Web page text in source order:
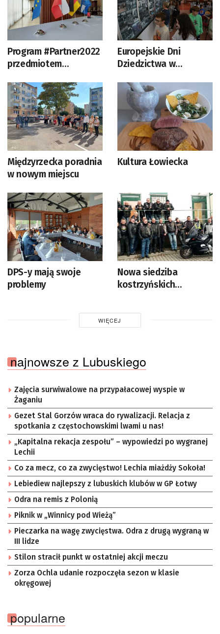
Program #Partner2022
przedmiotem
Kosarzynie
Europejskie Dni
Dziedzictwa w
Międzyrzecka poradnia
w nowym miejscu
Kultura Łowiecka
DPS-y mają swoje
problemy
Nowa siedziba
kostrzyńskich
WIĘCEJ
najnowsze z Lubuskiego
Zajęcia surwiwalowe na przypałacowej wyspie w
Żaganiu
Gezet Stal Gorzów wraca do rywalizacji. Relacja z
spotkania z częstochowskimi lwami u nas!
„Kapitalna rekacja zespołu” – wypowiedzi po wygranej
Lechii
Co za mecz, co za zwycięstwo! Lechia miażdży Sokoła!
Lebiediew najlepszy z lubuskich klubów w GP Łotwy
Odra na remis z Polonią
Piknik w „Winnicy pod Wieżą”
Pieczarka na wagę zwycięstwa. Odra z drugą wygraną w
III lidze
Stilon stracił punkt w ostatniej akcji meczu
Zorza Ochla udanie rozpoczęła sezon w klasie
okręgowej
popularne